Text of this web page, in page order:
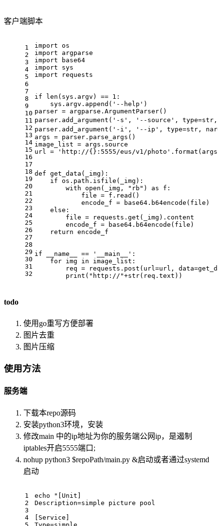
客户端脚本
1
2
3
4
5
6
7
8
9
10
11
12
13
14
15
16
17
18
19
20
21
22
23
24
25
26
27
28
29
30
31
32
import os
import argparse
import base64
import sys
import requests
if len (sys.argv) == 1 :
    sys.argv.append(
'--help' )
parser = argparse.ArgumentParser()
parser.add_argument( '-s' , '--source' , type=str
parser.add_argument( '-i' , '--ip' , type=str ,
args = parser.parse_args()
image_list = args.source
url =
'http://{}:5555/eus/v1/photo' . format
def get_data ( _img ):
if os.path.isfile(_img):
with open (_img, "rb" ) as f:
            file = f.read()
            encode_f = base64.b64encode(file)
else :
        file = requests.get(_img).content
        encode_f = base64.b64encode(file)
return encode_f
if __name__ == '__main__' :
for img in image_list:
req = requests.post(url=url,
print ( "http://"+str(req.text))
todo
使用go重写方便部署
图片去重
图片压缩
使用方法
服务端
下载本repo源码
安装python3环境，安装
修改main 中的ip地址为你的服务端公网ip，是遏制
iptables开启5555端口;
nohup python3 $repoPath/main.py &启动或者通过systemd
启动
1
2
3
4
echo "[Unit]
Description=simple picture pool
[Service]